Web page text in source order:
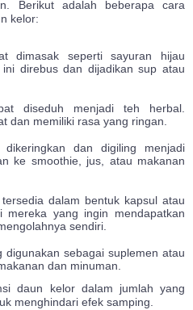
Berikut adalah beberapa cara
kelor:
dimasak seperti sayuran hijau
direbus dan dijadikan sup atau
diseduh menjadi teh herbal.
dan memiliki rasa yang ringan.
dan digiling menjadi
ke smoothie, jus, atau makanan
dalam bentuk kapsul atau
mereka yang ingin mendapatkan
sendiri.
digunakan sebagai suplemen atau
dan minuman.
daun kelor dalam jumlah yang
menghindari efek samping.